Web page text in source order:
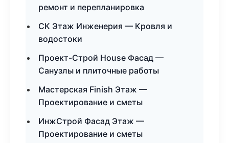
ремонт и перепланировка
СК Этаж Инженерия — Кровля и
водостоки
Проект-Строй House Фасад —
Санузлы и плиточные работы
Мастерская Finish Этаж —
Проектирование и сметы
ИнжСтрой Фасад Этаж —
Проектирование и сметы